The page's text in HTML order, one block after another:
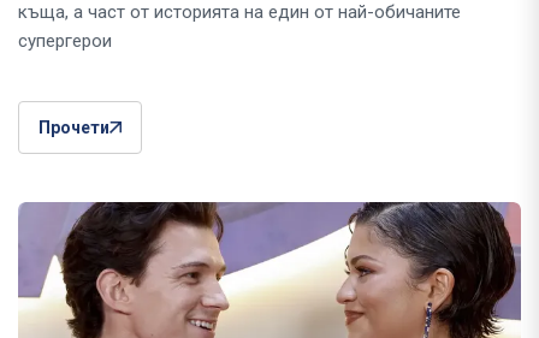
къща, а част от историята на един от най-обичаните
супергерои
Прочети